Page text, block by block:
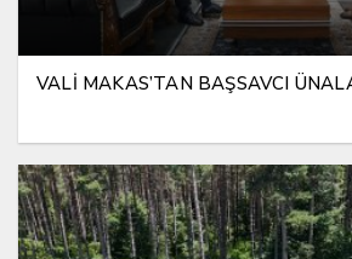
VALİ MAKAS’TAN BAŞSAVCI